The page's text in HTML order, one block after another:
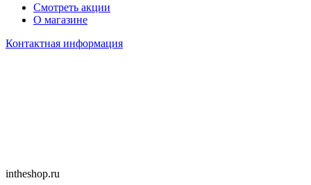
Смотреть акции
О магазине
Контактная информация
intheshop.ru